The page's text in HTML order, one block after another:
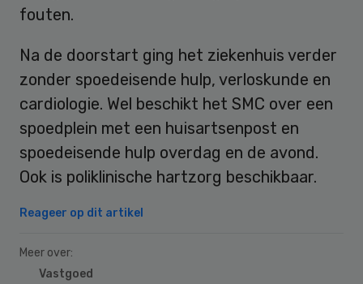
fouten.
Na de doorstart ging het ziekenhuis verder
zonder spoedeisende hulp, verloskunde en
cardiologie. Wel beschikt het SMC over een
spoedplein met een huisartsenpost en
spoedeisende hulp overdag en de avond.
Ook is poliklinische hartzorg beschikbaar.
Reageer op dit artikel
Meer over:
Vastgoed